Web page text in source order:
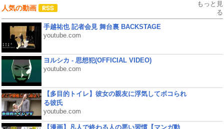
人気の動画
もっと見
る
手越祐也 記者会見 舞台裏 BACKSTAGE
youtube.com
ヨルシカ - 思想犯(OFFICIAL VIDEO)
youtube.com
【多目的トイレ】彼女の親友に浮気してボコられ
る彼氏
youtube.com
【漫画】凡人で終わる人の悪い習慣【マンガ動